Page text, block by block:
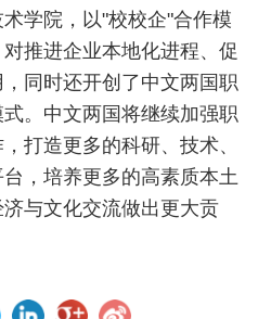
学院，以"校校企"合作模
推进企业本地化进程、促
同时还开创了中文两国职
。中文两国将继续加强职
打造更多的科研、技术、
，培养更多的高素质本土
与文化交流做出更大贡